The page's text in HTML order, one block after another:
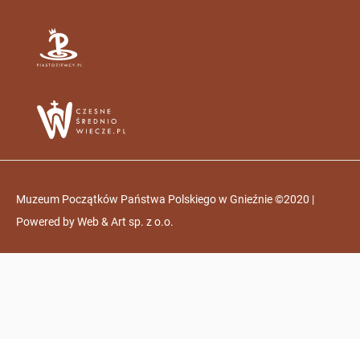
Muzeum Początków Państwa Polskiego w Gnieźnie ©2020 |
Powered byWeb & Art sp. z o.o.